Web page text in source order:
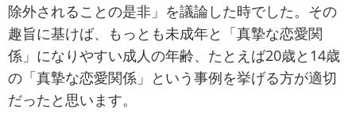
除外されることの是非」を議論した時でした。その
趣旨に基けば、もっとも未成年と「真摯な恋愛関
係」になりやすい成人の年齢、たとえば20歳と14歳
の「真摯な恋愛関係」という事例を挙げる方が適切
だったと思います。